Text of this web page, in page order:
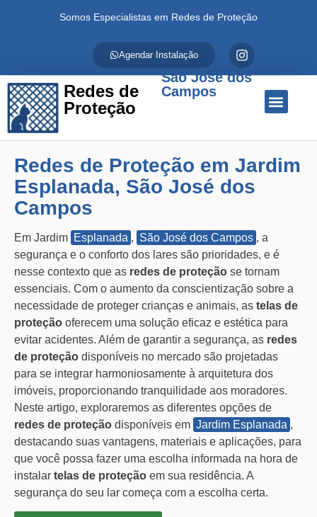
Somos Especialistas em Redes de Proteção
Agendar Instalação
Redes de
Proteção
São José dos
Campos
Redes de Proteção em Jardim
Esplanada, São José dos
Campos
Em Jardim Esplanada , São José dos Campos , a
segurança e o conforto dos lares são prioridades, e é
nesse contexto que as redes de proteção se tornam
essenciais. Com o aumento da conscientização sobre a
necessidade de proteger crianças e animais, as telas de
proteção oferecem uma solução eficaz e estética para
evitar acidentes. Além de garantir a segurança, as redes
de proteção disponíveis no mercado são projetadas
para se integrar harmoniosamente à arquitetura dos
imóveis, proporcionando tranquilidade aos moradores.
Neste artigo, exploraremos as diferentes opções de
redes de proteção disponíveis em Jardim Esplanada ,
destacando suas vantagens, materiais e aplicações, para
que você possa fazer uma escolha informada na hora de
instalar telas de proteção em sua residência. A
segurança do seu lar começa com a escolha certa.